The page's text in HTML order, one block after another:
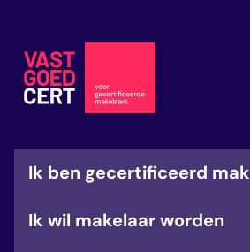
Ik ben gecertificeerd
Ik wil makelaar worden